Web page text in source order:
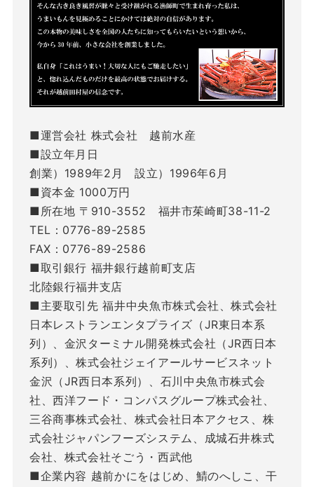
■運営会社 株式会社 越前水産
■設立年月日
創業）1989年2月 設立）1996年6月
■資本金 1000万円
■所在地 〒910-3552 福井市茱崎町38-11-2
TEL：0776-89-2585
FAX：0776-89-2586
■取引銀行 福井銀行越前町支店
北陸銀行福井支店
■主要取引先 福井中央魚市株式会社、株式会社
日本レストランエンタプライズ（JR東日本系
列）、金沢ターミナル開発株式会社（JR西日本
系列）、株式会社ジェイアールサービスネット
金沢（JR西日本系列）、石川中央魚市株式会
社、西洋フード・コンパスグループ株式会社、
三谷商事株式会社、株式会社日本アクセス、株
式会社ジャパンフーズシステム、成城石井株式
会社、株式会社そごう・西武他
■企業内容 越前かにをはじめ、鯖のへしこ、干